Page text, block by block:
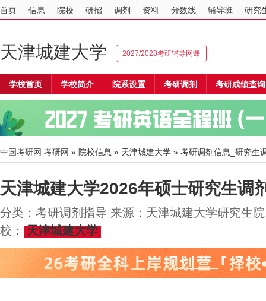
首页 信息 院校 研招 调剂 资料 分数线 辅导班 研究
天津城建大学 2027/2028考研辅导网课
学校首页 学校简介 院系设置 考研调剂 考研成绩查询
中国考研网 考研网 » 院校信息 » 天津城建大学 » 考研调剂信息_研究生
天津城建大学2026年硕士研究生调
分类：考研调剂指导 来源：天津城建大学研究生
校：
天津城建大学